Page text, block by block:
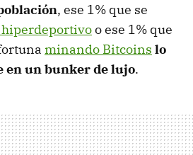
, ese 1% que se
o ese 1% que
minando Bitcoins lo
en un bunker de lujo.